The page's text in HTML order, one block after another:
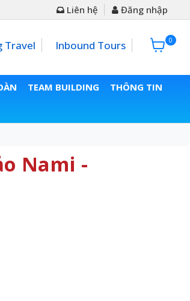
Liên hệ Đăng nhập
Travel Inbound Tours 0 0đ
TEAM BUILDING
THÔNG TIN
Nami -